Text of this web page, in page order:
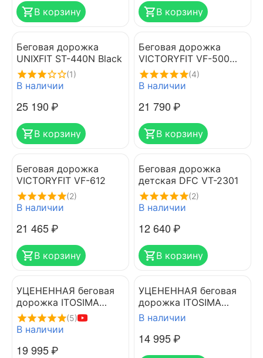
В корзину В корзину
Беговая дорожка
UNIXFIT ST-440N Black
(1)
В наличии
25 190₽
В корзину
Беговая дорожка
VICTORYFIT VF-500
BLACK
(4)
В наличии
21 790₽
В корзину
Беговая дорожка
VICTORYFIT VF-612
(2)
В наличии
21 465₽
В корзину
Беговая дорожка
детская DFC VT-2301
(2)
В наличии
12 640₽
В корзину
УЦЕНЕННАЯ беговая
дорожка ITOSIMA
CROWN
(5)
В наличии
19 995₽
УЦЕНЕННАЯ беговая
дорожка ITOSIMA
AURA REMOTE
В наличии
14 995₽